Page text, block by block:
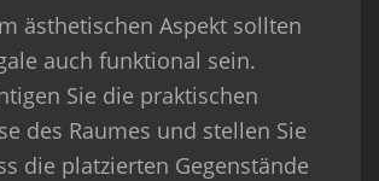
ästhetischen Aspekt sollten
auch funktional sein.
Sie die praktischen
des Raumes und stellen Sie
die platzierten Gegenstände